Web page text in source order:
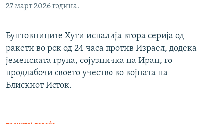
27 март 2026 година.
Бунтовниците Хути испалија втора серија од
ракети во рок од 24 часа против Израел, додека
јеменската група, сојузничка на Иран, го
продлабочи своето учество во војната на
Блискиот Исток.